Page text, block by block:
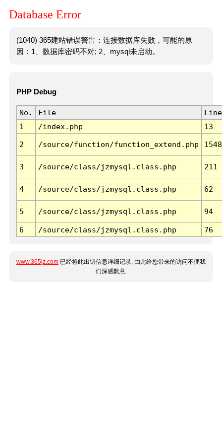
Database Error
(1040) 365建站错误警告：连接数据库失败，可能的原
因：1、数据库密码不对; 2、mysql未启动。
PHP Debug
No. File
Line
1
/index.php 13
2 /source/function/function_extend.php 1548
3 /source/class/jzmysql.class.php 211
4 /source/class/jzmysql.class.php 62
5 /source/class/jzmysql.class.php 94
6 /source/class/jzmysql.class.php 76
www.365jz.com 已经将此出错信息详细记录, 由此给您带来的访问不便我
们深感歉意.